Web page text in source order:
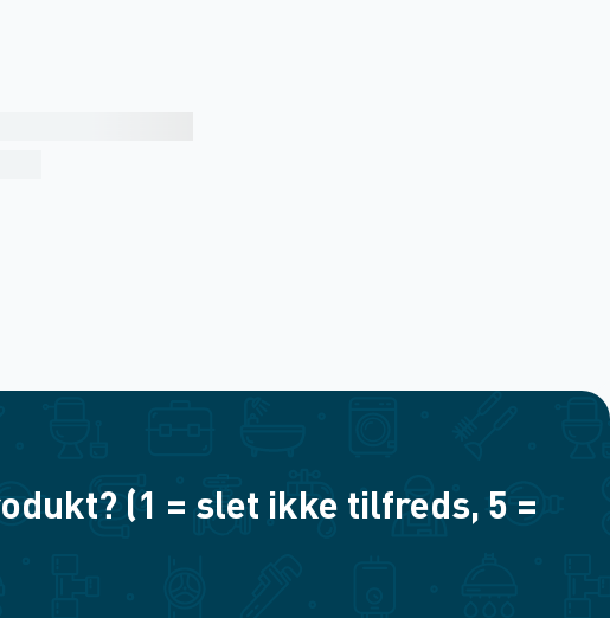
(1 = slet ikke tilfreds, 5 =